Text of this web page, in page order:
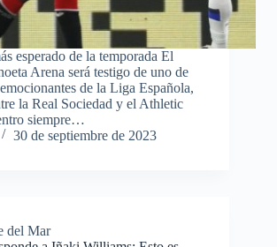
esperado de la temporada El
Arena será testigo de uno de
de la Liga Española,
la Real Sociedad y el Athletic
siempre…
30 de septiembre de 2023
del Mar